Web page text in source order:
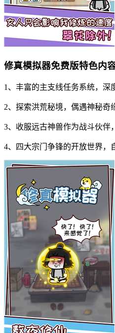
修真模拟器免费版特色内容
1、丰富的主支线任务系统，深
2、探索洪荒秘境，偶遇神秘奇
3、收服远古神兽作为战斗伙伴
4、四大宗门争锋的开放世界，